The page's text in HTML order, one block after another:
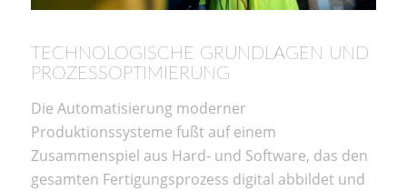
TECHNOLOGISCHE GRUNDLAGEN UND
PROZESSOPTIMIERUNG
Die Automatisierung moderner
Produktionssysteme fußt auf einem
Zusammenspiel aus Hard- und Software, das den
gesamten Fertigungsprozess digital abbildet und